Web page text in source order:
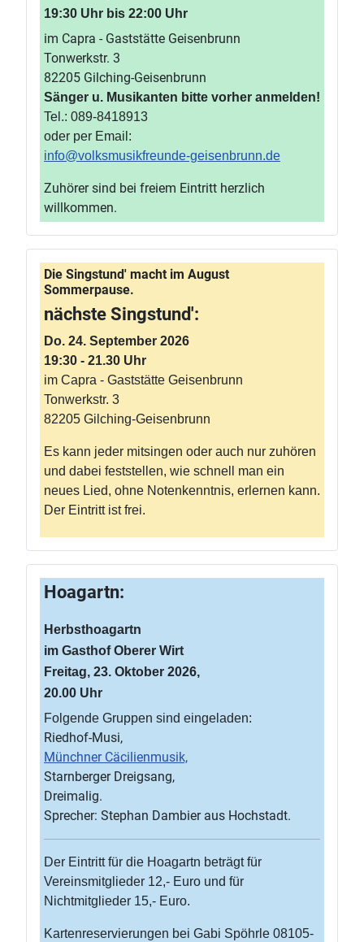
19:30 Uhr bis 22:00 Uhr
im Capra - Gaststätte Geisenbrunn
Tonwerkstr. 3
82205 Gilching-Geisenbrunn
Sänger u. Musikanten bitte vorher anmelden!
Tel.: 089-8418913
oder per Email:
info@volksmusikfreunde-geisenbrunn.de
Zuhörer sind bei freiem Eintritt herzlich
willkommen.
Die Singstund' macht im August
Sommerpause.
nächste Singstund':
Do. 24. September 2026
19:30 - 21.30 Uhr
im Capra - Gaststätte Geisenbrunn
Tonwerkstr. 3
82205 Gilching-Geisenbrunn
Es kann jeder mitsingen oder auch nur zuhören
und dabei feststellen, wie schnell man ein
neues Lied, ohne Notenkenntnis, erlernen kann.
Der Eintritt ist frei.
Hoagartn:
Herbsthoagartn
im Gasthof Oberer Wirt
Freitag, 23. Oktober 2026,
20.00 Uhr
Folgende Gruppen sind eingeladen:
Riedhof-Musi,
Münchner Cäcilienmusik,
Starnberger Dreigsang,
Dreimalig.
Sprecher: Stephan Dambier aus Hochstadt.
Der Eintritt für die Hoagartn beträgt für
Vereinsmitglieder 12,- Euro und für
Nichtmitglieder 15,- Euro.
Kartenreservierungen bei Gabi Spöhrle 08105-